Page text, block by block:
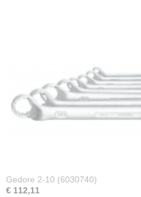
Gedore 2-10 (6030740)
€ 112,11